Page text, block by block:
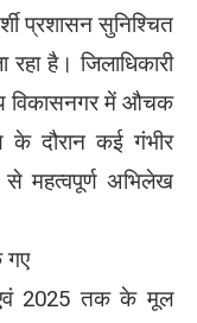
प्रशासन सुनिश्चित
है। जिलाधिकारी
विकासनगर में औचक
के दौरान कई गंभीर
से महत्वपूर्ण अभिलेख
गए
एवं 2025 तक के मूल